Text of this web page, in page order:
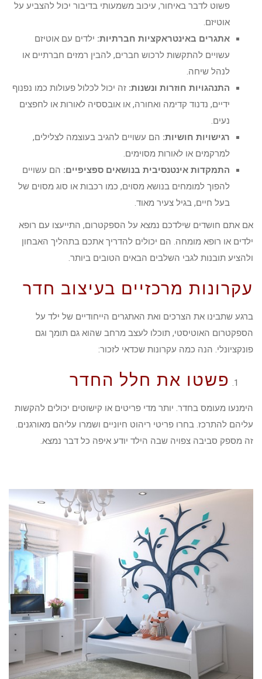
פשוט לדבר באיחור, עיכוב משמעותי בדיבור יכול להצביע על
אוטיזם.
אתגרים באינטראקציות חברתיות: ילדים עם אוטיזם
עשויים להתקשות לרכוש חברים, להבין רמזים חברתיים או
לנהל שיחה.
התנהגויות חוזרות ונשנות: זה יכול לכלול פעולות כמו נפנוף
ידיים, נדנוד קדימה ואחורה, או אובססיה לאורות או לחפצים
נעים.
רגישויות חושיות: הם עשויים להגיב בעוצמה לצלילים,
למרקמים או לאורות מסוימים.
התמקדות אינטנסיבית בנושאים ספציפיים: הם עשויים
להפוך למומחים בנושא מסוים, כמו רכבות או סוג מסוים של
בעל חיים, בגיל צעיר מאוד.
אם אתם חושדים שילדכם נמצא על הספקטרום, התייעצו עם רופא
ילדים או רופא מומחה. הם יכולים להדריך אתכם בתהליך האבחון
ולהציע תובנות לגבי השלבים הבאים הטובים ביותר.
עקרונות מרכזיים בעיצוב חדר
ברגע שתבינו את הצרכים ואת האתגרים הייחודיים של ילד על
הספקטרום האוטיסטי, תוכלו לעצב מרחב שהוא גם תומך וגם
פונקציונלי. הנה כמה עקרונות שכדאי לזכור:
פשטו את חלל החדר
הימנעו מעומס בחדר. יותר מדי פריטים או קישוטים יכולים להקשות
עליהם להתרכז. בחרו פריטי ריהוט חיוניים ושמרו עליהם מאורגנים.
זה מספק סביבה צפויה שבה הילד יודע איפה כל דבר נמצא.